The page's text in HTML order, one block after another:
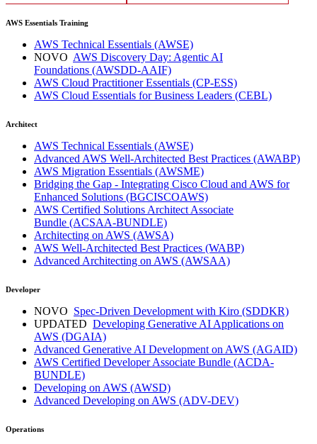
AWS Essentials Training
AWS Technical Essentials (AWSE)
NOVO AWS Discovery Day: Agentic AI
Foundations (AWSDD-AAIF)
AWS Cloud Practitioner Essentials (CP-ESS)
AWS Cloud Essentials for Business Leaders (CEBL)
Architect
AWS Technical Essentials (AWSE)
Advanced AWS Well-Architected Best Practices (AWABP)
AWS Migration Essentials (AWSME)
Bridging the Gap - Integrating Cisco Cloud and AWS for
Enhanced Solutions (BGCISCOAWS)
AWS Certified Solutions Architect Associate
Bundle (ACSAA-BUNDLE)
Architecting on AWS (AWSA)
AWS Well-Architected Best Practices (WABP)
Advanced Architecting on AWS (AWSAA)
Developer
NOVO Spec-Driven Development with Kiro (SDDKR)
UPDATED Developing Generative AI Applications on
AWS (DGAIA)
Advanced Generative AI Development on AWS (AGAID)
AWS Certified Developer Associate Bundle (ACDA-
BUNDLE)
Developing on AWS (AWSD)
Advanced Developing on AWS (ADV-DEV)
Operations